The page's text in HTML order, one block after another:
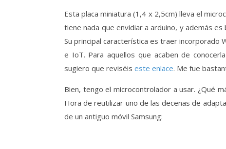
Esta placa miniatura (1,4 x 2,5cm) lleva el
tiene nada que envidiar a arduino, y además
Su principal característica es traer incorporado
e IoT. Para aquellos que acaben de
sugiero que reviséis este enlace. Me fue
Bien, tengo el microcontrolador a usar. ¿Qué
Hora de reutilizar uno de las decenas de
de un antiguo móvil Samsung: